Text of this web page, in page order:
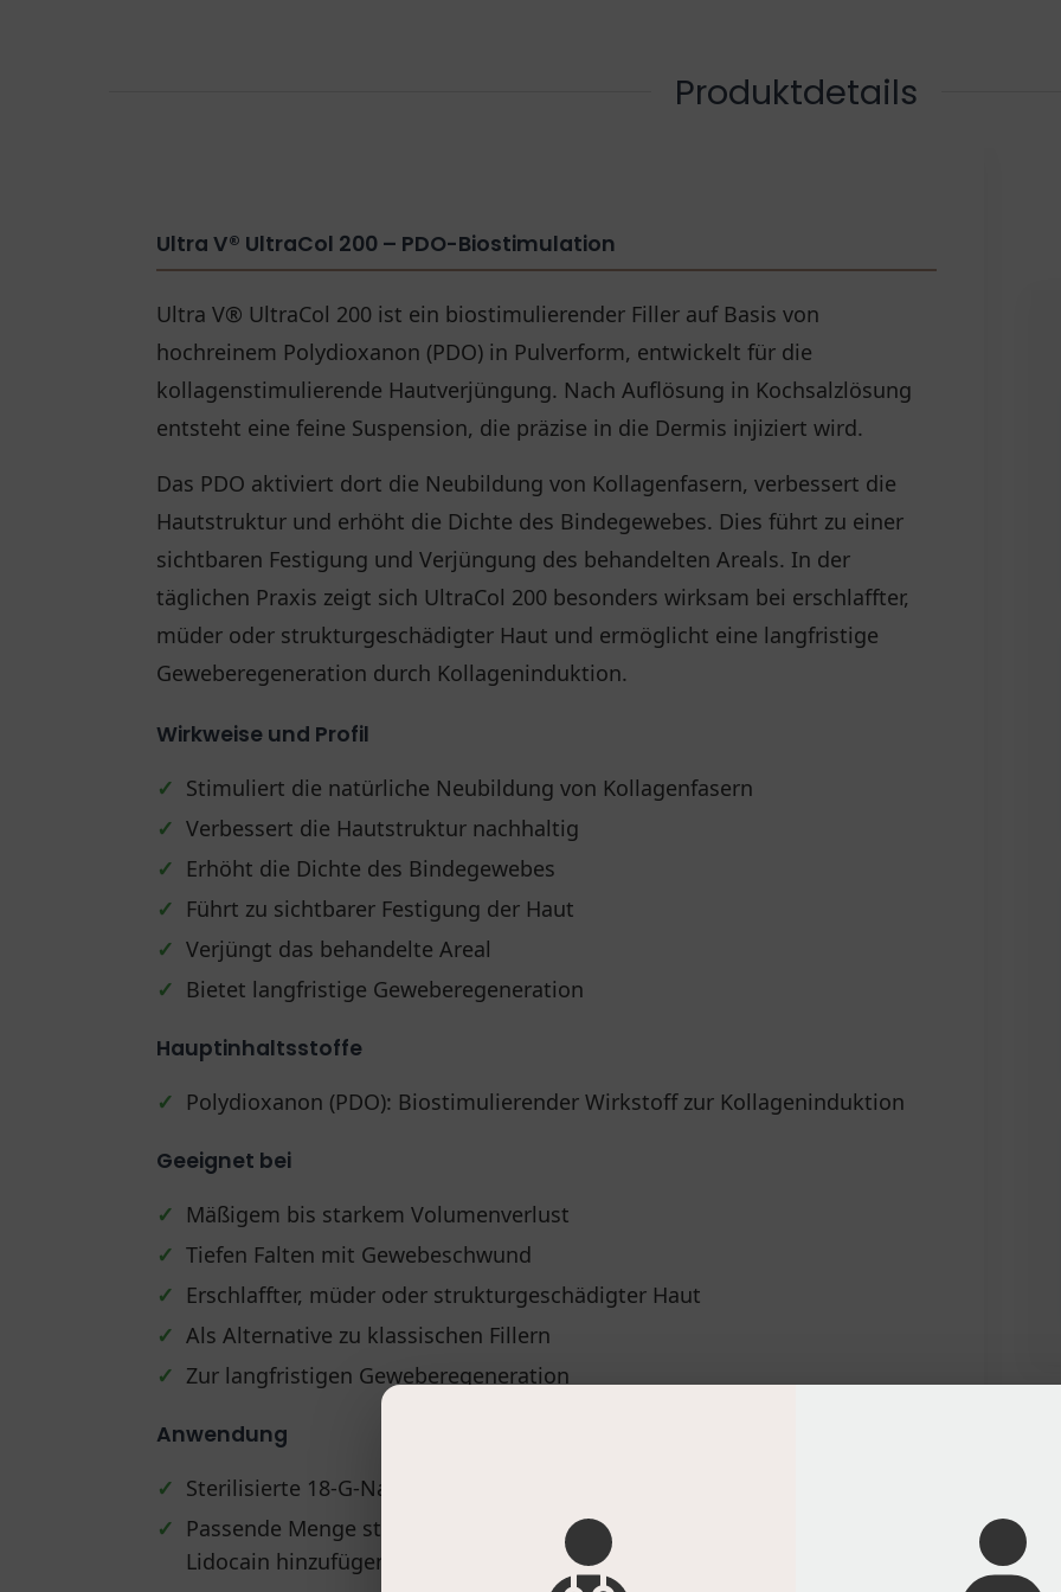
Produktdetails
Ultra V® UltraCol 200 – PDO-Biostimulation
Ultra V® UltraCol 200 ist ein biostimulierender Filler auf Basis von
hochreinem Polydioxanon (PDO) in Pulverform, entwickelt für die
kollagenstimulierende Hautverjüngung. Nach Auflösung in Kochsalzlösung
entsteht eine feine Suspension, die präzise in die Dermis injiziert wird.
Das PDO aktiviert dort die Neubildung von Kollagenfasern, verbessert die
Hautstruktur und erhöht die Dichte des Bindegewebes. Dies führt zu einer
sichtbaren Festigung und Verjüngung des behandelten Areals. In der
täglichen Praxis zeigt sich UltraCol 200 besonders wirksam bei erschlaffter,
müder oder strukturgeschädigter Haut und ermöglicht eine langfristige
Geweberegeneration durch Kollageninduktion.
Wirkweise und Profil
✓ Stimuliert die natürliche Neubildung von Kollagenfasern
✓ Verbessert die Hautstruktur nachhaltig
✓ Erhöht die Dichte des Bindegewebes
✓ Führt zu sichtbarer Festigung der Haut
✓ Verjüngt das behandelte Areal
✓ Bietet langfristige Geweberegeneration
Hauptinhaltsstoffe
✓ Polydioxanon (PDO): Biostimulierender Wirkstoff zur Kollageninduktion
Geeignet bei
✓ Mäßigem bis starkem Volumenverlust
✓ Tiefen Falten mit Gewebeschwund
✓ Erschlaffter, müder oder strukturgeschädigter Haut
✓ Als Alternative zu klassischen Fillern
✓ Zur langfristigen Geweberegeneration
Anwendung
✓ Sterilisierte 18-G-Nadel auf eine 10-ml-Einwegspritze setzen.
✓ Passende Menge steriles Wasser für Injektionszwecke aufnehmen und
Lidocain hinzufügen.